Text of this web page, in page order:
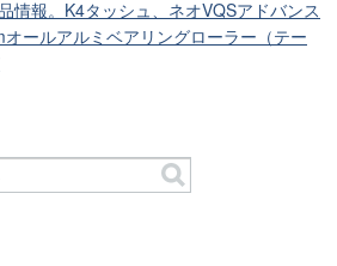
情報。K4タッシュ、ネオVQSアドバンス
ールアルミベアリングローラー（テー